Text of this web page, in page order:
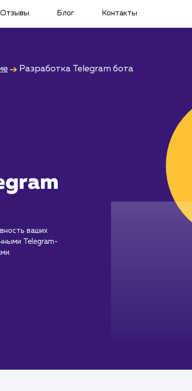
Отзывы Блог Контакты
Разработка Telegram бота
ваших
Telegram-